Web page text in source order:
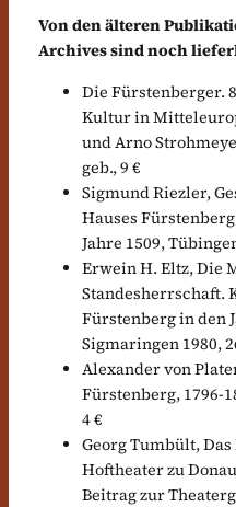
Von den älteren
Archives sind noch
Die Fürstenberger.
Kultur in
und Arno
geb., 9 €
Sigmund Riezler,
Hauses
Jahre 1509,
Erwein H. Eltz, Die
Standesherrschaft.
Fürstenberg in den
Sigmaringen 1980,
Alexander von
Fürstenberg, 1796-
4 €
Georg Tumbült,
Hoftheater zu
Beitrag zur